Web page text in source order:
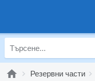
Резервни части